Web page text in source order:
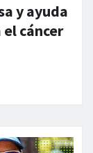
y ayuda
cáncer